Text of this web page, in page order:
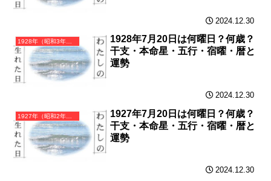
2024.12.30
1928年（昭和3年）戊辰（つちのえたつ）・辰年（たつ年）カレンダー（月曜はじまり）
1928年7月20日は何曜日？何歳？
干支・本命星・五行・宿曜・暦と
運勢
2024.12.30
1927年（昭和2年）丁卯（ひのとう）・卯年（うさぎ年）カレンダー（月曜はじまり）
1927年7月20日は何曜日？何歳？
干支・本命星・五行・宿曜・暦と
運勢
2024.12.30